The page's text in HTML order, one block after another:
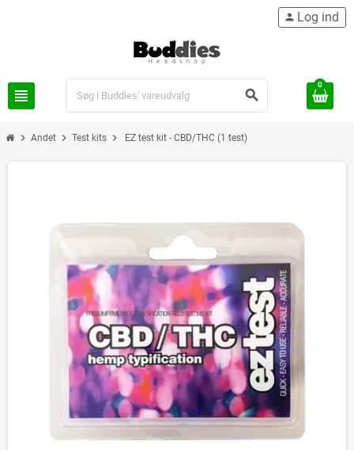
view_headline search
person Log ind
0
chevron_right Andet chevron_right Test kits chevron_right EZ test kit - CBD/THC (1 test)